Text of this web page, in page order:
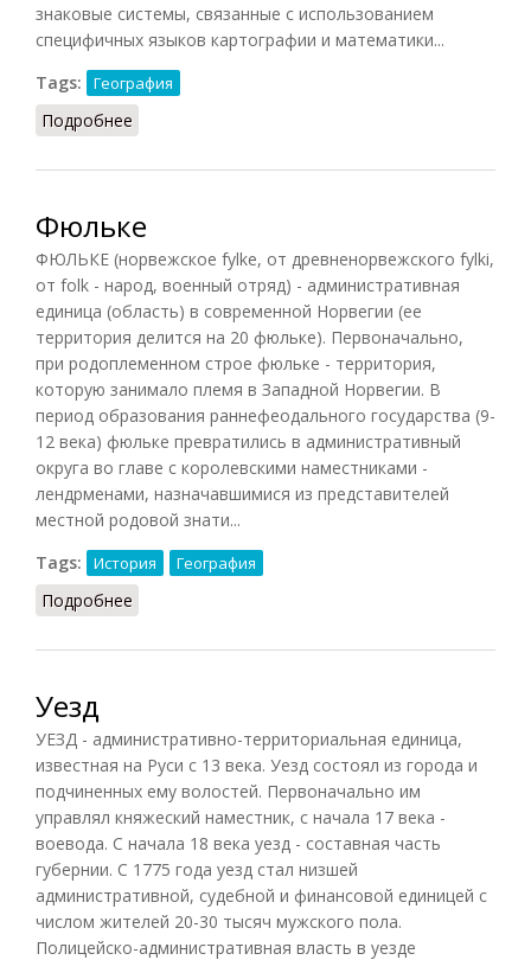
знаковые системы, связанные с использованием
специфичных языков картографии и математики...
Tags:
География
Подробнее
Фюльке
ФЮЛЬКЕ (норвежское fylke, от древненорвежского fylki,
от folk - народ, военный отряд) - административная
единица (область) в современной Норвегии (ее
территория делится на 20 фюльке). Первоначально,
при родоплеменном строе фюльке - территория,
которую занимало племя в Западной Норвегии. В
период образования раннефеодального государства (9-
12 века) фюльке превратились в административный
округа во главе с королевскими наместниками -
лендрменами, назначавшимися из представителей
местной родовой знати...
Tags:
История География
Подробнее
Уезд
УЕЗД - административно-территориальная единица,
известная на Руси с 13 века. Уезд состоял из города и
подчиненных ему волостей. Первоначально им
управлял княжеский наместник, с начала 17 века -
воевода. С начала 18 века уезд - составная часть
губернии. С 1775 года уезд стал низшей
административной, судебной и финансовой единицей с
числом жителей 20-30 тысяч мужского пола.
Полицейско-административная власть в уезде